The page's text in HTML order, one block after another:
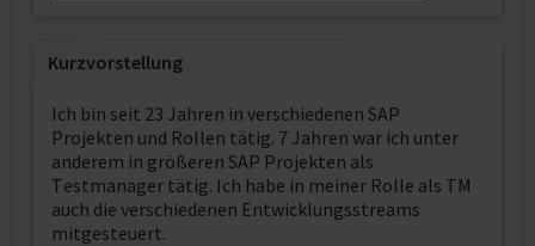
Kurzvorstellung
Ich bin seit 23 Jahren in verschiedenen SAP
Projekten und Rollen tätig. 7 Jahren war ich unter
anderem in größeren SAP Projekten als
Testmanager tätig. Ich habe in meiner Rolle als TM
auch die verschiedenen Entwicklungsstreams
mitgesteuert.